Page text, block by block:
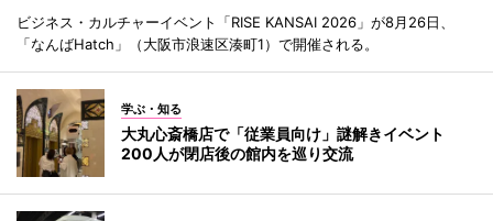
ビジネス・カルチャーイベント「RISE KANSAI 2026」が8月26日、
「なんばHatch」（大阪市浪速区湊町1）で開催される。
学ぶ・知る
大丸心斎橋店で「従業員向け」謎解きイベント
200人が閉店後の館内を巡り交流